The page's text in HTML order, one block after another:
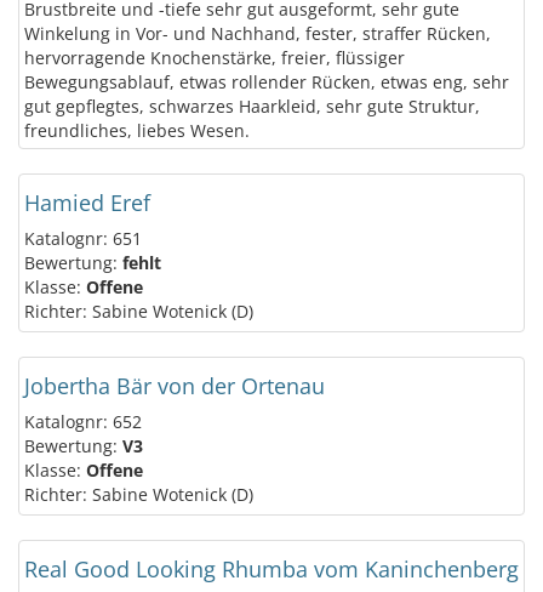
Brustbreite und -tiefe sehr gut ausgeformt, sehr gute
Winkelung in Vor- und Nachhand, fester, straffer Rücken,
hervorragende Knochenstärke, freier, flüssiger
Bewegungsablauf, etwas rollender Rücken, etwas eng, sehr
gut gepflegtes, schwarzes Haarkleid, sehr gute Struktur,
freundliches, liebes Wesen.
Hamied Eref
Katalognr: 651
Bewertung: fehlt
Klasse: Offene
Richter: Sabine Wotenick (D)
Jobertha Bär von der Ortenau
Katalognr: 652
Bewertung: V3
Klasse: Offene
Richter: Sabine Wotenick (D)
Real Good Looking Rhumba vom Kaninchenberg